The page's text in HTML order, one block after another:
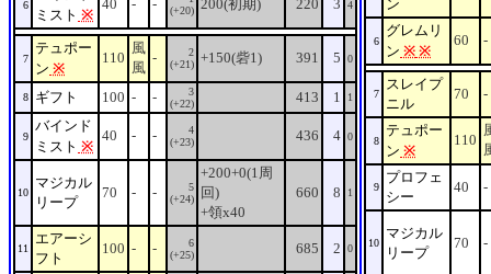
6
ミスト ※
40 - -
(+20) 200(初期) 220 3 4
7
テュポー
ン ※
110
風
風
-
2
(+21) +150(砦1) 391 5 0
8 ギフト 100 - -
3
(+22)
413 1 1
9
バインド
ミスト ※
40 - -
4
(+23)
436 4 0
10
マジカル
リープ
70 - -
5
(+24)
+200+0(1周
回)
+領x40
660 8 1
11
エアーシ
フト
100 - -
6
(+25)
685 2 0
ン
6
グレムリ
ン ※ ※
60 -
7
スレイプ
ニル
70 -
8
テュポー
ン ※
110
9
プロフェ
シー
40 -
10
マジカル
リープ
70 -